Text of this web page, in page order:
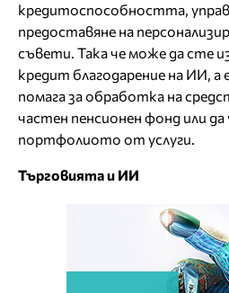
кредитоспособността,
предоставяне на
съвети. Така че може да сте
кредит благодарение на ИИ,
помага за обработка на
частен пенсионен фонд или да
портфолиото от услуги.
Търговията и ИИ